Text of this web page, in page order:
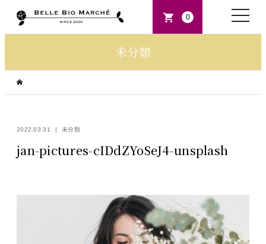
0
toggle
未分類
2022.03.31 未分類
jan-pictures-cIDdZYoSeJ4-unsplash